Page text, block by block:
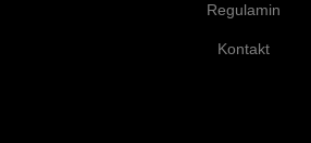
Regulamin
Kontakt